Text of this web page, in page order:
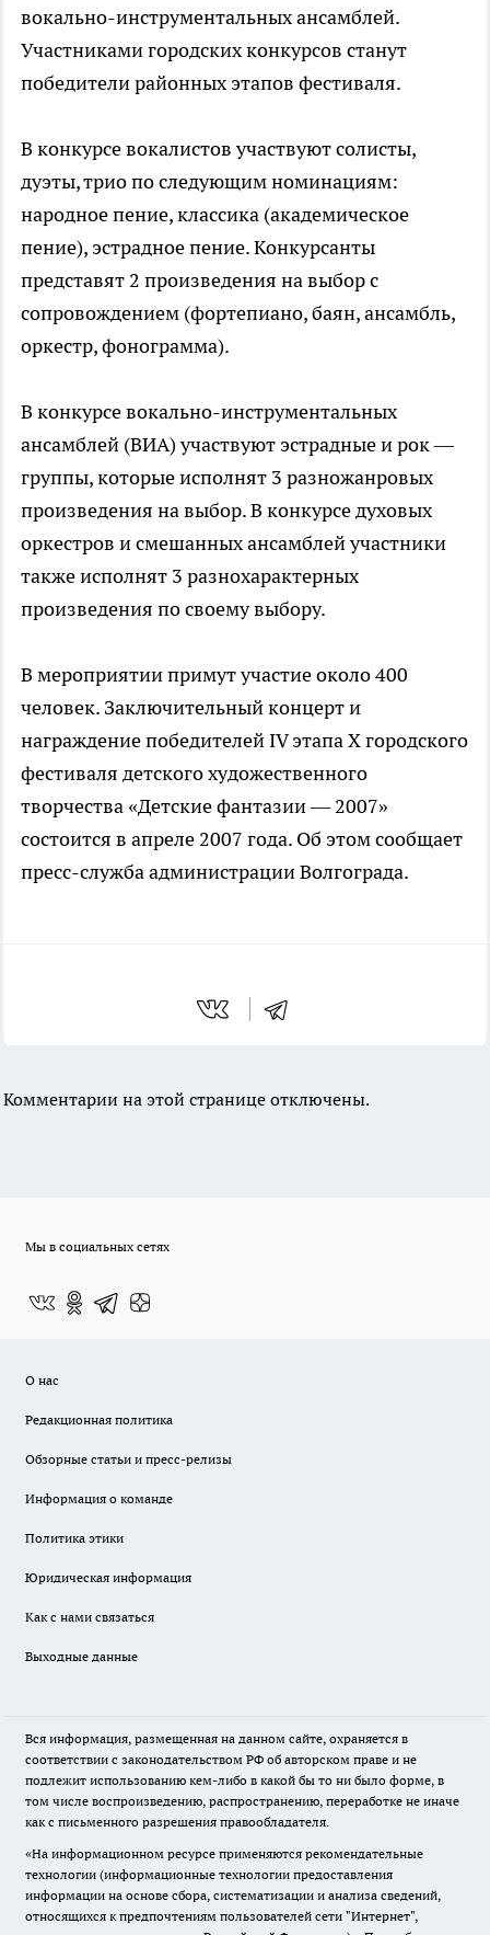
вокально-инструментальных ансамблей.
Участниками городских конкурсов станут
победители районных этапов фестиваля.
В конкурсе вокалистов участвуют солисты,
дуэты, трио по следующим номинациям:
народное пение, классика (академическое
пение), эстрадное пение. Конкурсанты
представят 2 произведения на выбор с
сопровождением (фортепиано, баян, ансамбль,
оркестр, фонограмма).
В конкурсе вокально-инструментальных
ансамблей (ВИА) участвуют эстрадные и рок —
группы, которые исполнят 3 разножанровых
произведения на выбор. В конкурсе духовых
оркестров и смешанных ансамблей участники
также исполнят 3 разнохарактерных
произведения по своему выбору.
В мероприятии примут участие около 400
человек. Заключительный концерт и
награждение победителей IV этапа X городского
фестиваля детского художественного
творчества «Детские фантазии — 2007»
состоится в апреле 2007 года. Об этом сообщает
пресс-служба администрации Волгограда.
Комментарии на этой странице отключены.
Мы в социальных сетях
О нас
Редакционная политика
Обзорные статьи и пресс-релизы
Информация о команде
Политика этики
Юридическая информация
Как с нами связаться
Выходные данные
Вся информация, размещенная на данном сайте, охраняется в
соответствии с законодательством РФ об авторском праве и не
подлежит использованию кем-либо в какой бы то ни было форме, в
том числе воспроизведению, распространению, переработке не иначе
как с письменного разрешения правообладателя.
«На информационном ресурсе применяются рекомендательные
технологии (информационные технологии предоставления
информации на основе сбора, систематизации и анализа сведений,
относящихся к предпочтениям пользователей сети "Интернет",